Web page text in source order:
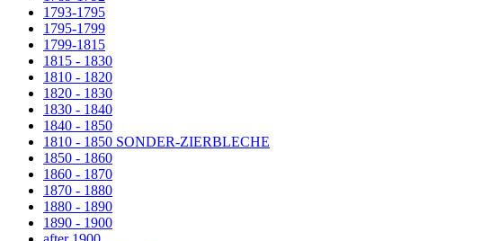
1793-1795
1795-1799
1799-1815
1815 - 1830
1810 - 1820
1820 - 1830
1830 - 1840
1840 - 1850
1810 - 1850 SONDER-ZIERBLECHE
1850 - 1860
1860 - 1870
1870 - 1880
1880 - 1890
1890 - 1900